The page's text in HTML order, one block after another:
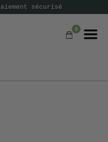
sécurisé
0